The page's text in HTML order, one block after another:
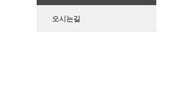
오시는길